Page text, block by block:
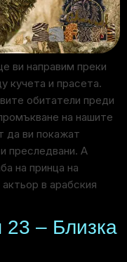
ви направим преки
кучета и прасета.
обитатели преди
на нашите
да ви покажат
преследвани. А
на принца на
в арабския
23 – Близка